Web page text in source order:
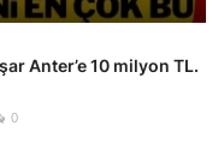
Anter’e 10 milyon TL.
0